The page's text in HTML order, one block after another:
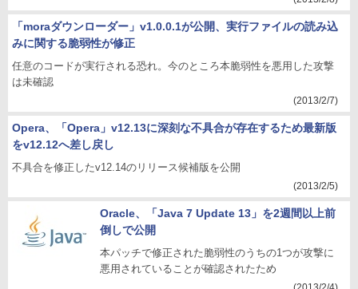
「moraダウンローダー」v1.0.0.1が公開、実行ファイルの読み込
みに関する脆弱性が修正
任意のコードが実行される恐れ。今のところ本脆弱性を悪用した攻撃
は未確認
(2013/2/7)
Opera、「Opera」v12.13に深刻な不具合が存在するため最新版
をv12.12へ差し戻し
不具合を修正したv12.14のリリース候補版を公開
(2013/2/5)
Oracle、「Java 7 Update 13」を2週間以上前
倒しで公開
本パッチで修正された脆弱性のうちの1つが攻撃に
悪用されていることが確認されたため